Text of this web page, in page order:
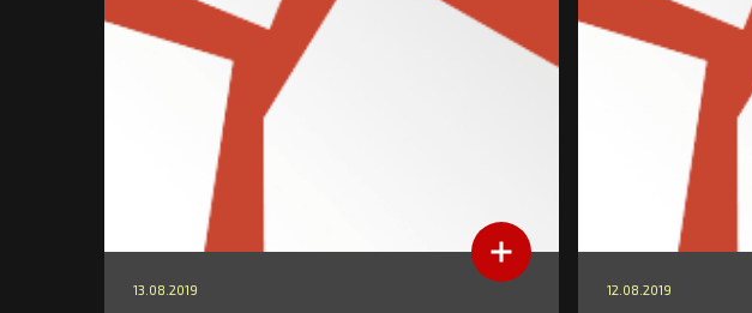
13.08.2019 12.08.2019